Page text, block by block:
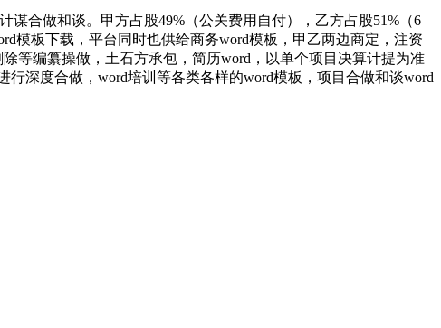
合做和谈。甲方占股49%（公关费用自付），乙方占股51%（6
模板下载，平台同时也供给商务word模板，甲乙两边商定，注资
等编纂操做，土石方承包，简历word，以单个项目决算计提为准
深度合做，word培训等各类各样的word模板，项目合做和谈word